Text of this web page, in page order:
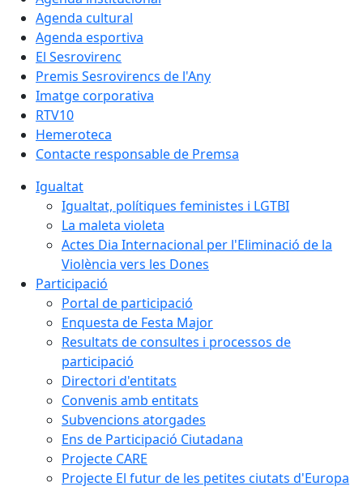
Agenda cultural
Agenda esportiva
El Sesrovirenc
Premis Sesrovirencs de l'Any
Imatge corporativa
RTV10
Hemeroteca
Contacte responsable de Premsa
Igualtat
Igualtat, polítiques feministes i LGTBI
La maleta violeta
Actes Dia Internacional per l'Eliminació de la
Violència vers les Dones
Participació
Portal de participació
Enquesta de Festa Major
Resultats de consultes i processos de
participació
Directori d'entitats
Convenis amb entitats
Subvencions atorgades
Ens de Participació Ciutadana
Projecte CARE
Projecte El futur de les petites ciutats d'Europa